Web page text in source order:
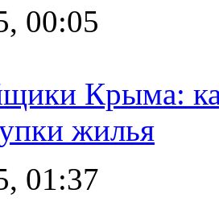
00:05
Крыма:
жилья
01:37